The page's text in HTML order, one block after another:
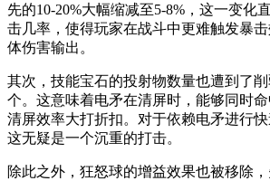
先的10-20%大幅缩减至5-8%，这一变化
击几率，使得玩家在战斗中更难触发暴
体伤害输出。
其次，技能宝石的投射物数量也遭到了
个。这意味着电矛在清屏时，能够同时命
清屏效率大打折扣。对于依赖电矛进行快
这无疑是一个沉重的打击。
除此之外，狂怒球的增益效果也被移除